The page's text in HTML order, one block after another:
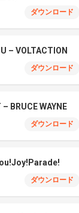
ダウンロード
– VOLTACTION
ダウンロード
– BRUCE WAYNE
ダウンロード
ダウンロード